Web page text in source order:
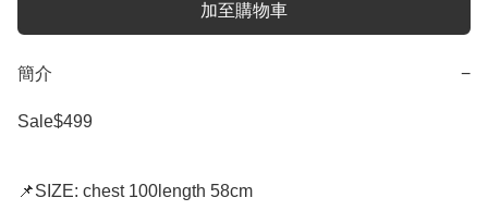
加至購物車
簡介 −
Sale$499
📌SIZE: chest 100length 58cm